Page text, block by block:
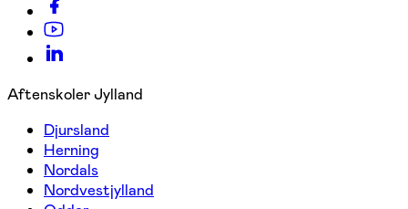
Aftenskoler Jylland
Djursland
Herning
Nordals
Nordvestjylland